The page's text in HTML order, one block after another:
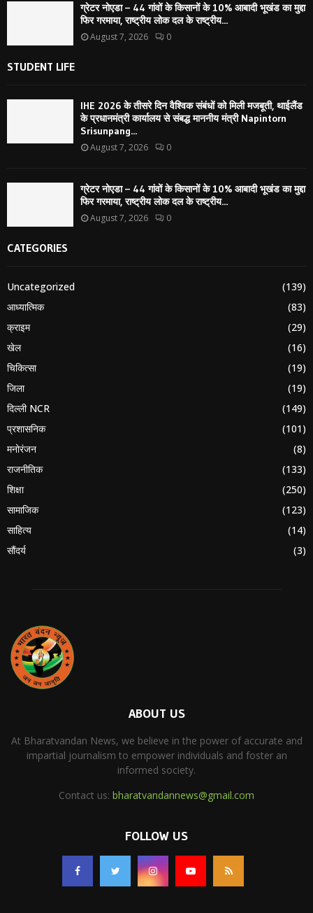
ग्रेटर नोएडा – 44 गांवों के किसानों के 10% आबादी भूखंड का मुद्दा
फिर गरमाया, राष्ट्रीय लोक दल के राष्ट्रीय...
August 7, 2026 0
STUDENT LIFE
IHE 2026 के तीसरे दिन वैश्विक संबंधों को मिली मजबूती, थाईलैंड
के प्रधानमंत्री कार्यालय से संबद्ध माननीय मंत्री Napintorn
Srisunpang...
August 7, 2026 0
ग्रेटर नोएडा – 44 गांवों के किसानों के 10% आबादी भूखंड का मुद्दा
फिर गरमाया, राष्ट्रीय लोक दल के राष्ट्रीय...
August 7, 2026 0
CATEGORIES
Uncategorized
(139)
आध्यात्मिक
(83)
क्राइम
(29)
खेल
(16)
चिकित्सा
(19)
जिला
(19)
दिल्ली NCR
(149)
प्रशासनिक
(101)
मनोरंजन
(8)
राजनीतिक
(133)
शिक्षा
(250)
सामाजिक
(123)
साहित्य
(14)
सौंदर्य
(3)
ABOUT US
At Bharatvandan News, we believe in the power of accurate and
impartial journalism to empower individuals and foster an
informed society.
Contact us: bharatvandannews@gmail.com
FOLLOW US